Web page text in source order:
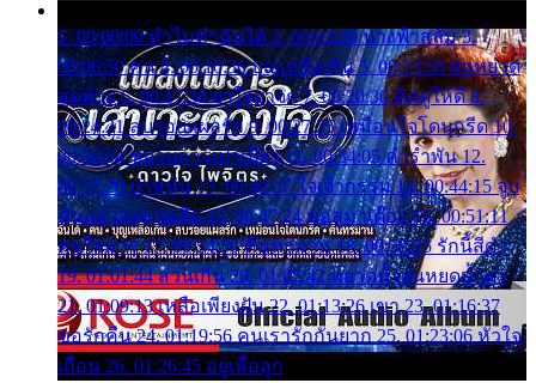
1. 00:00:00 ทำไมทำฉันได้ 2. 00:03:20 นางฟ้าสลัม 3.
00:06:50 คน 4. 00:10:36 บุญเหลือเกิน 5. 00:13:58 ฝนหยาด
สุดท้าย 6. 00:17:30 ยาใจยาจก 7. 00:20:30 คิดดูให้ดี 8.
00:24:21 ลบรอยแผลรัก 9. 00:27:35 เหมือนใจโดนกรีด 10.
00:30:54 ขบวนการเปาเปียว 11. 00:34:05 คำรำพัน 12.
00:37:20 ปาหนัน 13. 00:40:37 ใจเจ้ากรรม 14. 00:44:15 จูบ
ฉันแล้วจงตายเสีย 15. 00:47:24 ขอสูมาเต๊อะ 16. 00:51:11
คนใจมาร 17. 00:54:50 คืนทรมาน 18. 00:58:25 รักนี้สีดำ
19. 01:01:44 ส่วนเกิน 20. 01:05:42 หยาดน้ำฝนหยดน้ำตา
21. 01:09:13 เหลือเพียงฝัน 22. 01:13:26 เขา 23. 01:16:37
ขอรักคืน 24. 01:19:56 คนเรารักกันยาก 25. 01:23:06 หัวใจ
เถื่อน 26. 01:26:45 อยู่เพื่อลูก